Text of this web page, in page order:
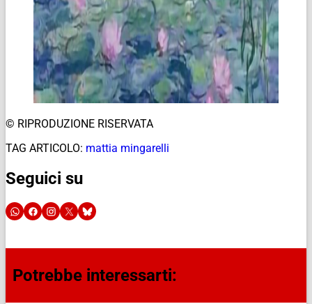
© RIPRODUZIONE RISERVATA
TAG ARTICOLO: mattia mingarelli
Seguici su
Potrebbe interessarti: